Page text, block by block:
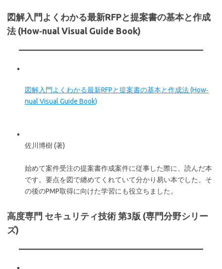
図解入門よくわかる最新RFPと提案書の基本と作成
法 (How‐nual Visual Guide Book)
図解入門よくわかる最新RFPと提案書の基本と作成法 (How‐
nual Visual Guide Book)
佐川博樹 (著)
始めて案件受注の提案書作成案件に従事した際に、読んだ本
です。要点を図で纏めてくれていて分かり易い本でした。そ
の後のPMP取得に向けた学習にも役立ちました。
高度専門 セキュリティ技術 第3版 (専門分野シリー
ズ)